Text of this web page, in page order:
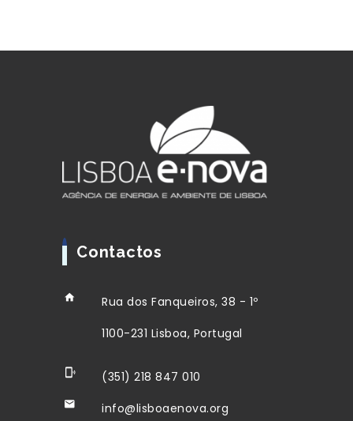
Contactos
Rua dos Fanqueiros, 38 - 1º
1100-231 Lisboa, Portugal
(351) 218 847 010
info@lisboaenova.org